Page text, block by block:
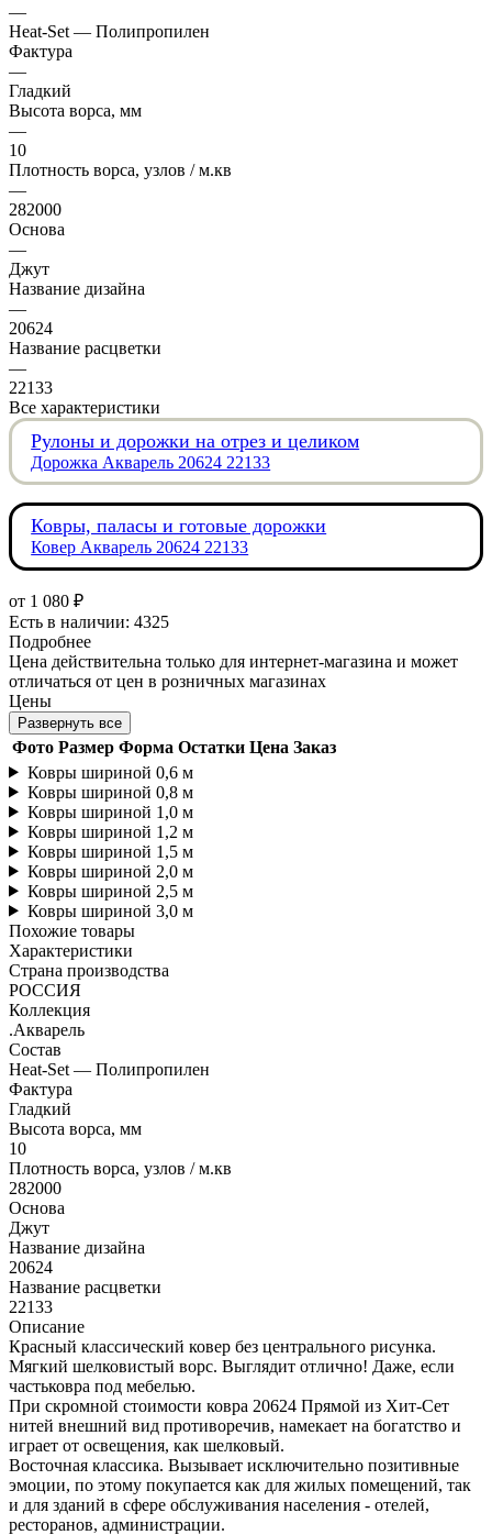
—
Heat-Set — Полипропилен
Фактура
—
Гладкий
Высота ворса, мм
—
10
Плотность ворса, узлов / м.кв
—
282000
Основа
—
Джут
Название дизайна
—
20624
Название расцветки
—
22133
Все характеристики
Рулоны и дорожки на отрез и целиком
Дорожка Акварель 20624 22133
Ковры, паласы и готовые дорожки
Ковер Акварель 20624 22133
от 1 080 ₽
Есть в наличии: 4325
Подробнее
Цена действительна только для интернет-магазина и может
отличаться от цен в розничных магазинах
Цены
Развернуть все
Фото Размер Форма Остатки Цена Заказ
Ковры шириной 0,6 м
Ковры шириной 0,8 м
Ковры шириной 1,0 м
Ковры шириной 1,2 м
Ковры шириной 1,5 м
Ковры шириной 2,0 м
Ковры шириной 2,5 м
Ковры шириной 3,0 м
Похожие товары
Характеристики
Страна производства
РОССИЯ
Коллекция
.Акварель
Состав
Heat-Set — Полипропилен
Фактура
Гладкий
Высота ворса, мм
10
Плотность ворса, узлов / м.кв
282000
Основа
Джут
Название дизайна
20624
Название расцветки
22133
Описание
Красный классический ковер без центрального рисунка.
Мягкий шелковистый ворс. Выглядит отлично! Даже, если
частьковра под мебелью.
При скромной стоимости ковра 20624 Прямой из Хит-Сет
нитей внешний вид противоречив, намекает на богатство и
играет от освещения, как шелковый.
Восточная классика. Вызывает исключительно позитивные
эмоции, по этому покупается как для жилых помещений, так
и для зданий в сфере обслуживания населения - отелей,
ресторанов, администрации.